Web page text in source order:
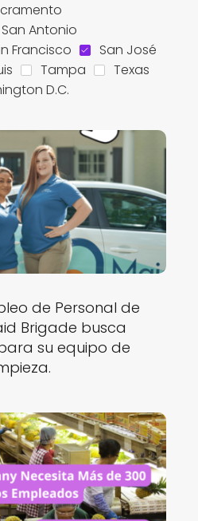
San Antonio
Francisco
San José
Tampa
Texas
D.C.
de Personal de
Brigade busca
su equipo de